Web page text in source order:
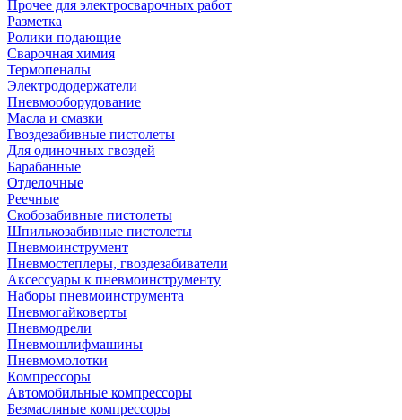
Прочее для электросварочных работ
Разметка
Ролики подающие
Сварочная химия
Термопеналы
Электрододержатели
Пневмооборудование
Масла и смазки
Гвоздезабивные пистолеты
Для одиночных гвоздей
Барабанные
Отделочные
Реечные
Скобозабивные пистолеты
Шпилькозабивные пистолеты
Пневмоинструмент
Пневмостеплеры, гвоздезабиватели
Аксессуары к пневмоинструменту
Наборы пневмоинструмента
Пневмогайковерты
Пневмодрели
Пневмошлифмашины
Пневмомолотки
Компрессоры
Автомобильные компрессоры
Безмасляные компрессоры